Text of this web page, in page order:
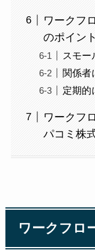
ワークフ
のポイント
スモー
関係者
定期的
ワークフ
パコミ株
ワークフロ